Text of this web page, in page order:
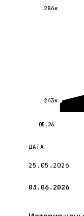
286к
243к
05.26
ДАТА
25.05.2026
03.06.2026